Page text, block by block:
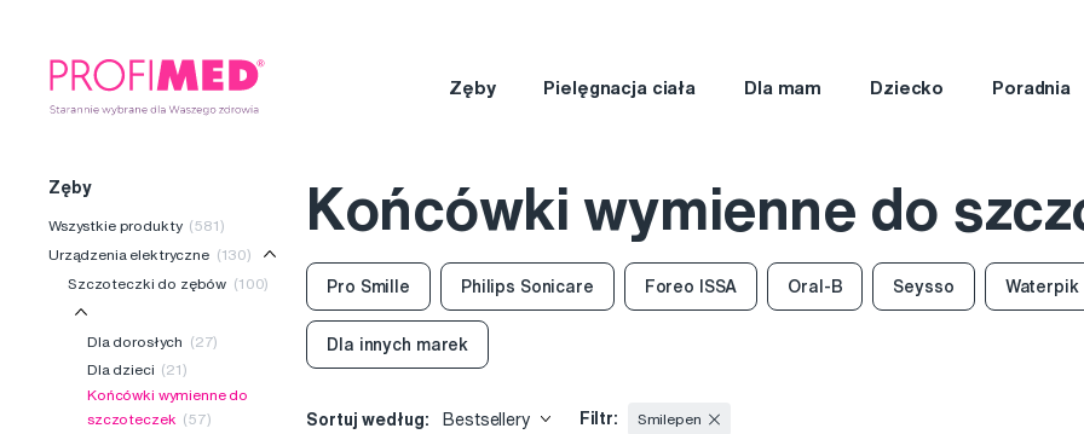
Zęby Pielęgnacja ciała Dla mam Dziecko Poradnia
Zęby
Wszystkie produkty (581)
Urządzenia elektryczne (130)
Szczoteczki do zębów (100)
Dla dorosłych (27)
Dla dzieci (21)
Końcówki wymienne do
szczoteczek (57)
Końcówki wymienne do
Pro Smille Philips Sonicare Foreo ISSA Oral-B Seysso Waterpik
Dla innych marek
Sortuj według: Bestsellery Filtr: Smilepen